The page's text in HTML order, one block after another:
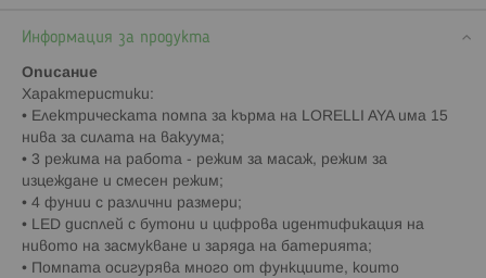
Информация за продукта
Описание
Характеристики:
• Електрическата помпа за кърма на LORELLI AYA има 15
нива за силата на вакуума;
• 3 режима на работа - режим за масаж, режим за
изцеждане и смесен режим;
• 4 фунии с различни размери;
• LED дисплей с бутони и цифрова идентификация на
нивото на засмукване и заряда на батерията;
• Помпата осигурява много от функциите, които